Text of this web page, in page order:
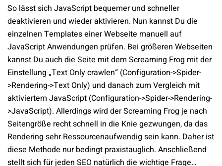
So lässt sich JavaScript bequemer und schneller
deaktivieren und wieder aktivieren. Nun kannst Du die
einzelnen Templates einer Webseite manuell auf
JavaScript Anwendungen prüfen. Bei größeren Webseiten
kannst Du auch die Seite mit dem Screaming Frog mit der
Einstellung „Text Only crawlen“ (Configuration->Spider-
>Rendering->Text Only) und danach zum Vergleich mit
aktiviertem JavaScript (Configuration->Spider->Rendering-
>JavaScript). Allerdings wird der Screaming Frog je nach
Seitengröße recht schnell in die Knie gezwungen, da das
Rendering sehr Ressourcenaufwendig sein kann. Daher ist
diese Methode nur bedingt praxistauglich. Anschließend
stellt sich für jeden SEO natürlich die wichtige Frage…